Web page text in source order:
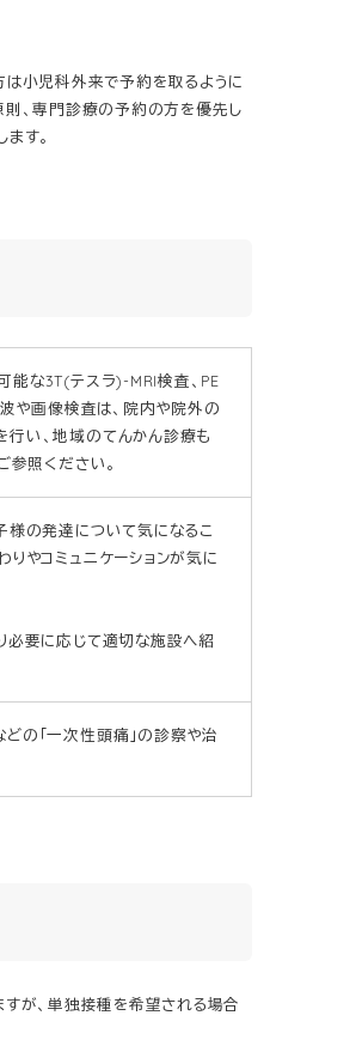
小児科外来で予約を取るように
、専門診療の予約の方を優先し
す。
能な3T(テスラ)-MRI検査、PE
や画像検査は、院内や院外の
い、地域のてんかん診療も
参照ください。
様の発達について気になるこ
やコミュニケーションが気に
必要に応じて適切な施設へ紹
の「一次性頭痛」の診察や治
が、単独接種を希望される場合